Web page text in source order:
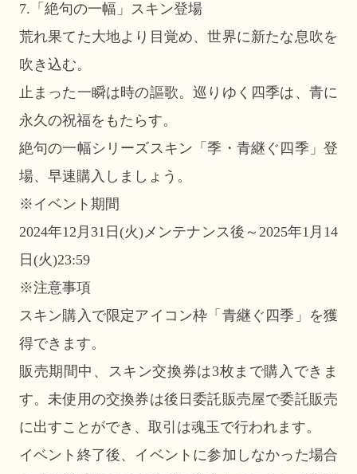
7.「絶句の一幅」スキン登場
荒れ果てた大地より目覚め、世界に新たな息吹を
吹き込む。
止まった一瞬は時の謳歌。巡りゆく四季は、青に
永久の祝福をもたらす。
絶句の一幅シリーズスキン「季・青継ぐ四季」登
場、早速購入しましょう。
※イベント期間
2024年12月31日(火)メンテナンス後～2025年1月14
日(火)23:59
※注意事項
スキン購入で限定アイコン枠「青継ぐ四季」を獲
得できます。
販売期間中、スキン交換券は3枚まで購入できま
す。未使用の交換券は後日委託販売屋で委託販売
に出すことができ、取引は魂玉で行われます。
イベント終了後、イベントに参加しなかった場合